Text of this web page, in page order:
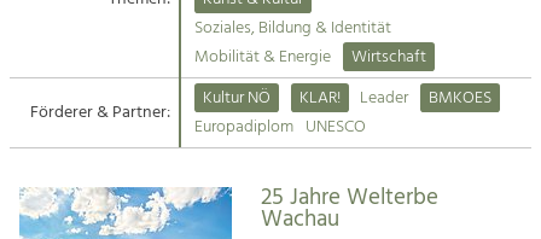
Suche
Impressum
Kontakt
Angebotsentwicklung und
Handwerk, Wissenschaft und Forschung.
Soziales, Bildung & Identität
Mobilität & Energie
Wirtschaft
Förderer & Partner:
Kultur NÖ KLAR! Leader
BMKOES
Europadiplom UNESCO
25 Jahre Welterbe
Wachau